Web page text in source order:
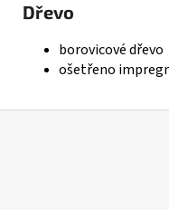
Dřevo
borovicové dřevo
ošetřeno